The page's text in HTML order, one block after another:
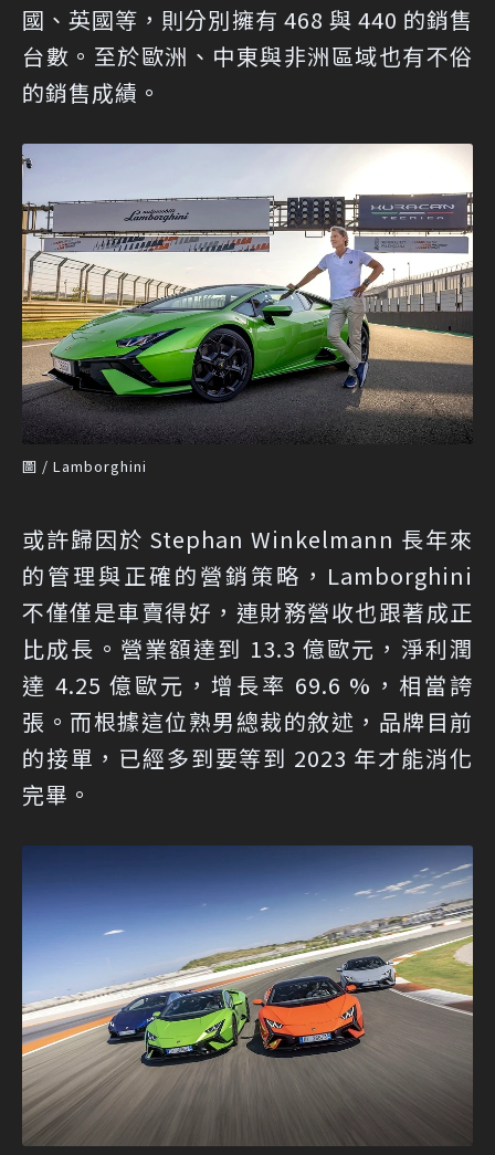
國、英國等，則分別擁有 468 與 440 的銷售
台數。至於歐洲、中東與非洲區域也有不俗
的銷售成績。
圖 / Lamborghini
或許歸因於 Stephan Winkelmann 長年來
的管理與正確的營銷策略，Lamborghini
不僅僅是車賣得好，連財務營收也跟著成正
比成長。營業額達到 13.3 億歐元，淨利潤
達 4.25 億歐元，增長率 69.6 %，相當誇
張。而根據這位熟男總裁的敘述，品牌目前
的接單，已經多到要等到 2023 年才能消化
完畢。